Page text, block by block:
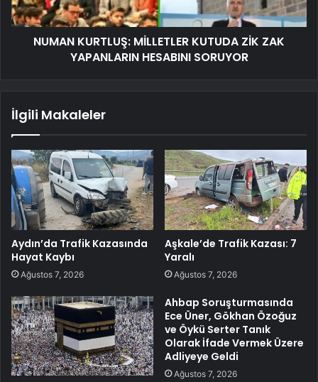
NUMAN KURTLUŞ: MİLLETLER KUTUDA ZİK ZAK
YAPANLARIN HESABINI SORUYOR
İlgili Makaleler
Aydın’da Trafik Kazasında
Hayat Kaybı
Ağustos 7, 2026
Aşkale’de Trafik Kazası: 7
Yaralı
Ağustos 7, 2026
Ahbap Soruşturmasında
Ece Üner, Gökhan Özoğuz
ve Öykü Serter Tanık
Olarak İfade Vermek Üzere
Adliyeye Geldi
Ağustos 7, 2026